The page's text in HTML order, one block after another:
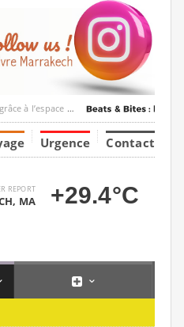
Tumbuktu.
Urgence Contact
REPORT
MA +29.4°C